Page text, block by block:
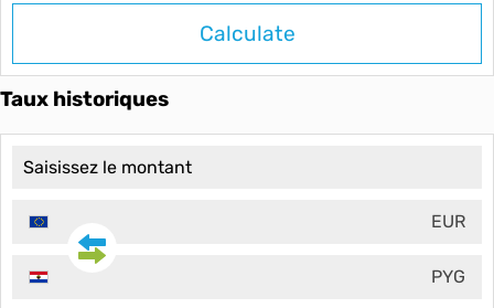
Calculate
Taux historiques
EUR
PYG